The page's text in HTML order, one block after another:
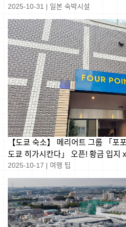
2025-10-31 | 일본 숙박시설
【도쿄 숙소】 메리어트 그룹 「포
도쿄 히가시칸다」 오픈! 황금 입지
선택지
2025-10-17 | 여행 팁